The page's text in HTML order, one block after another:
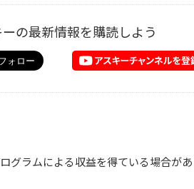
の最新情報を購読しよう
グラムによる収益を得ている場合が